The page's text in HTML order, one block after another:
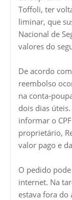
Toffoli, ter
liminar, que
Nacional de
valores do
De acordo
reembolso
na conta-
dois dias
informar o
proprietário,
valor pago e
O pedido
internet. Na
estava fora do